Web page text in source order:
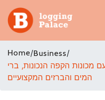
Adventure
Business
Home/Business/
הקפה הנכונות, ברי
המים והברזים המקצועיים